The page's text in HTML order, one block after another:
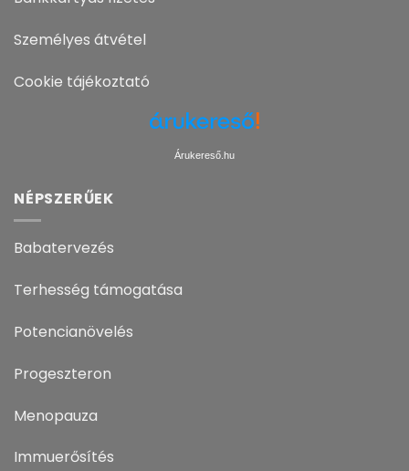
Személyes átvétel
Cookie tájékoztató
Árukereső.hu
NÉPSZERŰEK
Babatervezés
Terhesség támogatása
Potencianövelés
Progeszteron
Menopauza
Immuerősítés